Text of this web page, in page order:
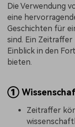
Die Verwendung
eine
Geschichten für
sind. Ein
Einblick in den
bieten.
①
Zeitraffer